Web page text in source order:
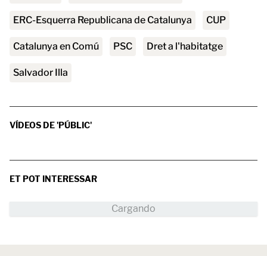
ERC-Esquerra Republicana de Catalunya CUP
Catalunya en Comú PSC Dret a l'habitatge
Salvador Illa
VÍDEOS DE 'PÚBLIC'
ET POT INTERESSAR